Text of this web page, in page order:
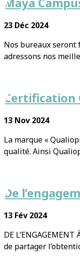
23 Déc 2024
Nos bureaux seront
adressons nos
Certification
13 Nov 2024
La marque «
qualité. Ainsi
De
13 Fév 2024
DE
de partager